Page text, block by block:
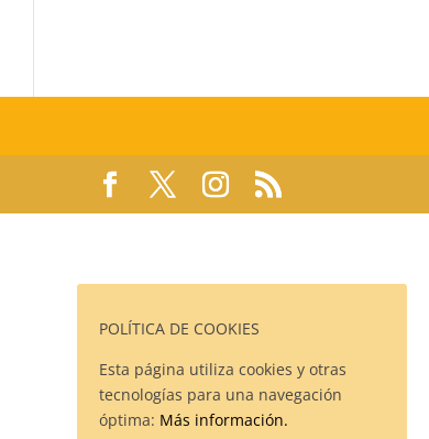
POLÍTICA DE COOKIES
Esta página utiliza cookies y otras
tecnologías para una navegación
óptima: Más información.